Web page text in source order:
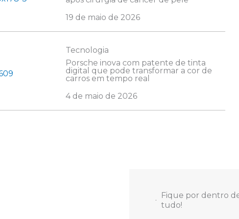
19 de maio de 2026
Tecnologia
Porsche inova com patente de tinta
digital que pode transformar a cor de
carros em tempo real
4 de maio de 2026
Fique por dentro
tudo!